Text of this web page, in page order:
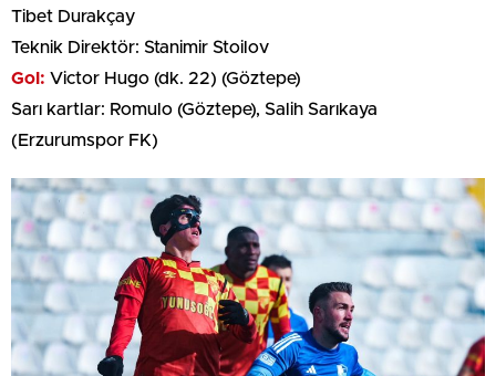
Tibet Durakçay
Teknik Direktör: Stanimir Stoilov
Gol: Victor Hugo (dk. 22) (Göztepe)
Sarı kartlar: Romulo (Göztepe), Salih Sarıkaya
(Erzurumspor FK)